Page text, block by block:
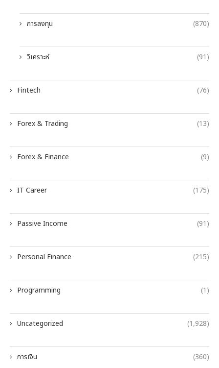
การลงทุน (870)
วิเคราะห์ (91)
Fintech (76)
Forex & Trading (13)
Forex & Finance (9)
IT Career (175)
Passive Income (91)
Personal Finance (215)
Programming (1)
Uncategorized (1,928)
การเงิน (360)